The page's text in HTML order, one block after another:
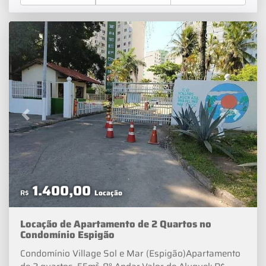
5 | (2 1) 9 6 6 2 5 - 3 1 3 1Siga na Redes Sociais >>>
Real Imóveis RJVeja as melhores ofertas de imóveis
residenciais e comercias em todo Rio de Janeiro. Além
de Dicas de Decoração e Notícias sobre o Mercado
Imobiliário.
Previous Next
Locação de Apartamento de 2 Quartos no
Condomínio Espigão
Condomínio Village Sol e Mar (Espigão)Apartamento
R$1.400,00Locação